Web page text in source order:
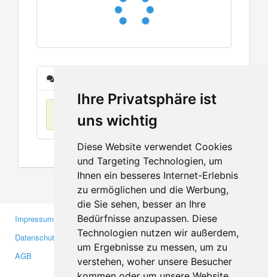
Ihre Privatsphäre ist
uns wichtig
Diese Website verwendet Cookies
und Targeting Technologien, um
Ihnen ein besseres Internet-Erlebnis
zu ermöglichen und die Werbung,
die Sie sehen, besser an Ihre
Bedürfnisse anzupassen. Diese
Technologien nutzen wir außerdem,
um Ergebnisse zu messen, um zu
verstehen, woher unsere Besucher
Keine Einträge
Impressum
Datenschutzerklärung
AGB
Gewerbetreibende
Investoren
Medien